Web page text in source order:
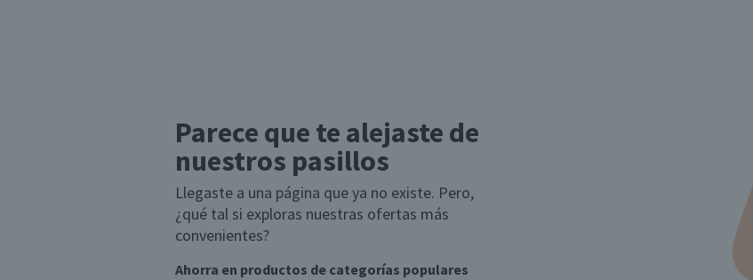
Parece que te alejaste de
nuestros pasillos
Llegaste a una página que ya no existe. Pero,
¿qué tal si exploras nuestras ofertas más
convenientes?
Ahorra en productos de categorías populares